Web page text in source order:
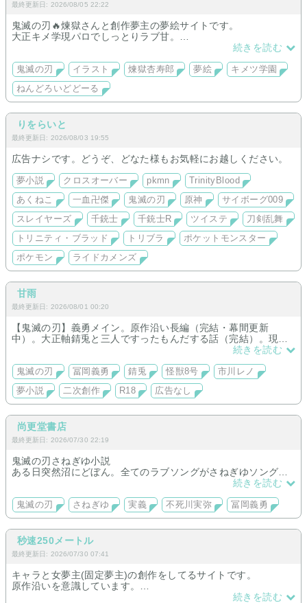
最終更新日: 2026/08/05 22:22
鬼滅の刃🔥煉獄さんと創作夢主の夢絵サイトです。
大正キメ学現パロでしっとりラブ甘。
続きを読む
鬼滅の刃 イラスト 煉獄杏寿郎 夢絵
キメツ学園
ねんどろいどどーる
りをらいと
最終更新日: 2026/08/03 19:55
広告ナシです。どうぞ、どなた様もお気軽にお越しください。
夢小説 クロスオーバー pkmn
TrinityBlood
あくねこ
一血卍傑 鬼滅の刃 原神
サイボーグ009
スレイヤーズ
千銃士 千銃士R ツイステ
刀剣乱舞
トリニティ・ブラッド
トリブラ
ポケットモンスター
ポケモン
ライドカメンズ
甘雨
最終更新日: 2026/08/01 00:20
【鬼滅の刃】義勇メイン。原作沿い長編（完結・幕間更新
中）。大正軸錆兎と三人ですったもんだする話（完結）。現パ
続きを読む
鬼滅の刃 冨岡義勇 錆兎 怪獣8号
市川レノ
夢小説
二次創作 R18 広告なし
尚更堂書店
最終更新日: 2026/07/30 22:19
鬼滅の刃さねぎゆ小説
ある日突然沼にどぼん。全てのラブソングがさねぎゆソングに
続きを読む
鬼滅の刃 さねぎゆ 実義 不死川実弥 冨岡義勇
秒速250メートル
最終更新日: 2026/07/30 07:41
キャラと女夢主(固定夢主)の創作をしてるサイトです。
原作沿いを意識しています。
続きを読む